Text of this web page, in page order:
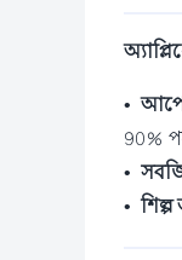
•
90%
•
•শিল্প